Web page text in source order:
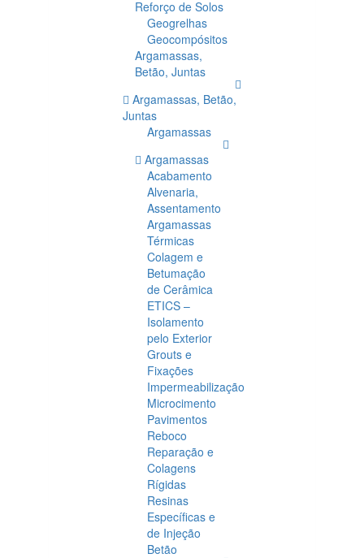
Reforço de Solos
Geogrelhas
Geocompósitos
Argamassas,
Betão, Juntas
Argamassas, Betão,
Juntas
Argamassas
Argamassas
Acabamento
Alvenaria,
Assentamento
Argamassas
Térmicas
Colagem e
Betumação
de Cerâmica
ETICS –
Isolamento
pelo Exterior
Grouts e
Fixações
Impermeabilização
Microcimento
Pavimentos
Reboco
Reparação e
Colagens
Rígidas
Resinas
Específicas e
de Injeção
Betão